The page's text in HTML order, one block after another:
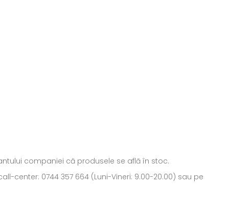
companiei că produsele se află în stoc.
center: 0744 357 664 (Luni-Vineri: 9.00-20.00) sau pe